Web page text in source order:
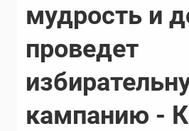
мудрость и
проведет
кампанию -